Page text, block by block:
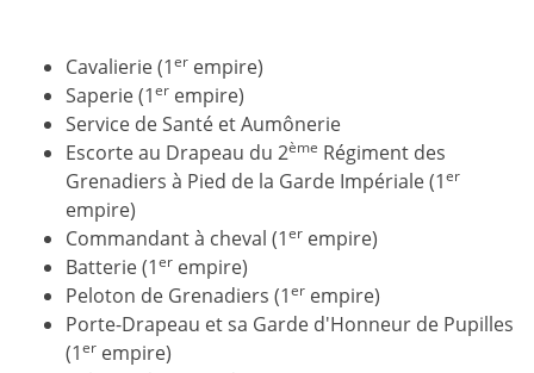
Cavalierie (1er empire)
Saperie (1er empire)
Service de Santé et Aumônerie
Escorte au Drapeau du 2ème Régiment des
Grenadiers à Pied de la Garde Impériale (1er
empire)
Commandant à cheval (1er empire)
Batterie (1er empire)
Peloton de Grenadiers (1er empire)
Porte-Drapeau et sa Garde d'Honneur de Pupilles
(1er empire)